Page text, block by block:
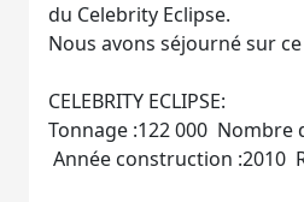
du Celebrity Eclipse.
Nous avons séjourné sur
CELEBRITY ECLIPSE:
Tonnage :122 000 Nombre
Année construction :2010